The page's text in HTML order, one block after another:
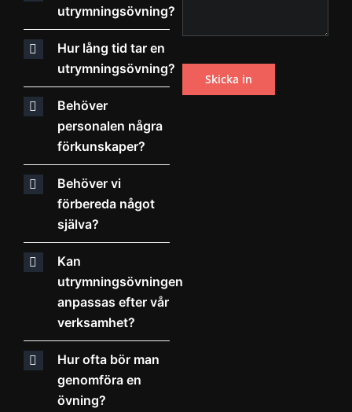
utrymningsövning?
Hur lång tid tar en
utrymningsövning?
Behöver
personalen några
förkunskaper?
Behöver vi
förbereda något
själva?
Kan
utrymningsövningen
anpassas efter vår
verksamhet?
Hur ofta bör man
genomföra en
övning?